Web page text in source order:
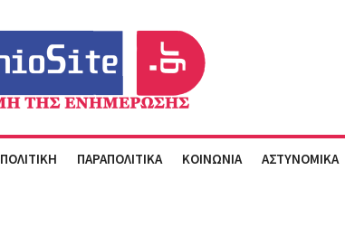
ΠΟΛΙΤΙΚΗ ΠΑΡΑΠΟΛΙΤΙΚΑ ΚΟΙΝΩΝΙΑ ΑΣΤΥΝΟΜΙΚΑ